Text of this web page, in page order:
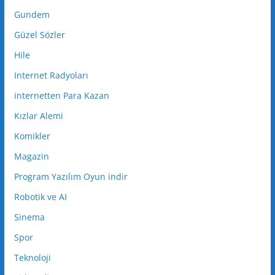
Gundem
Güzel Sözler
Hile
Internet Radyoları
internetten Para Kazan
Kızlar Alemi
Komikler
Magazin
Program Yazılım Oyun indir
Robotik ve AI
Sinema
Spor
Teknoloji